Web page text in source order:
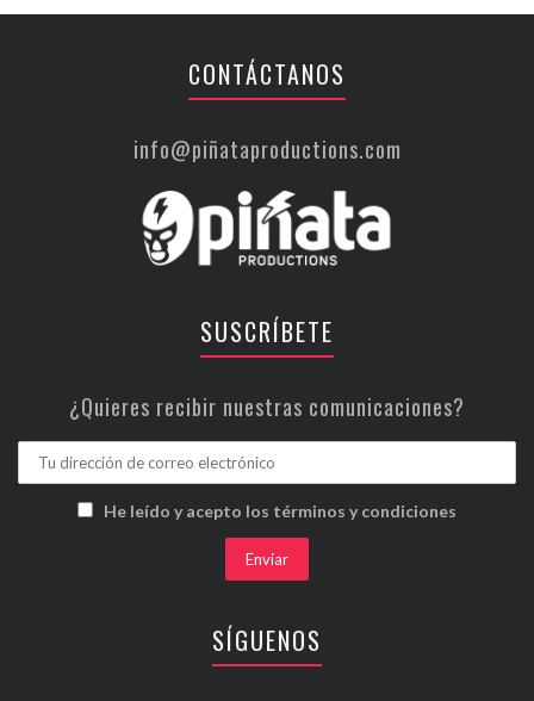
CONTÁCTANOS
info@piñataproductions.com
SUSCRÍBETE
¿Quieres recibir nuestras comunicaciones?
He leído y acepto los términos y condiciones
SÍGUENOS